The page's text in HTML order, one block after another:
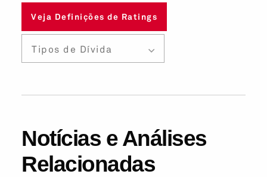
Veja Definições de Ratings
Tipos de Dívida
Notícias e Análises
Relacionadas